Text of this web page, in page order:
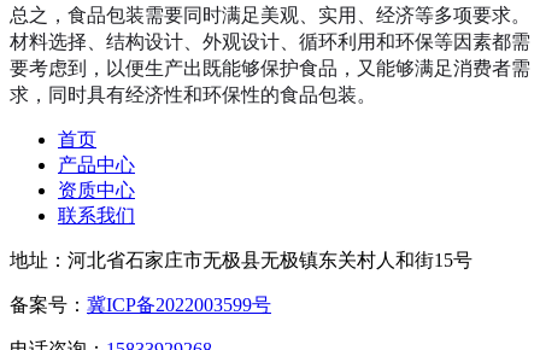
总之，食品包装需要同时满足美观、实用、经济等多项要求。
材料选择、结构设计、外观设计、循环利用和环保等因素都需
要考虑到，以便生产出既能够保护食品，又能够满足消费者需
求，同时具有经济性和环保性的食品包装。
首页
产品中心
资质中心
联系我们
地址：河北省石家庄市无极县无极镇东关村人和街15号
备案号： 冀ICP备2022003599号